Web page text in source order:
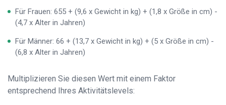
Für Frauen: 655 + (9,6 x Gewicht in kg) + (1,8 x Größe in cm) -
(4,7 x Alter in Jahren)
Für Männer: 66 + (13,7 x Gewicht in kg) + (5 x Größe in cm) -
(6,8 x Alter in Jahren)
Multiplizieren Sie diesen Wert mit einem Faktor
entsprechend Ihres Aktivitätslevels: